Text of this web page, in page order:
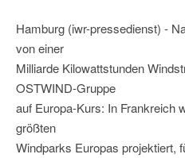
Hamburg (iwr-pressedienst) -
von einer
Milliarde Kilowattstunden
OSTWIND-Gruppe
auf Europa-Kurs: In Frankreich
größten
Windparks Europas projektiert,